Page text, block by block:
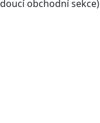
obchodní sekce)